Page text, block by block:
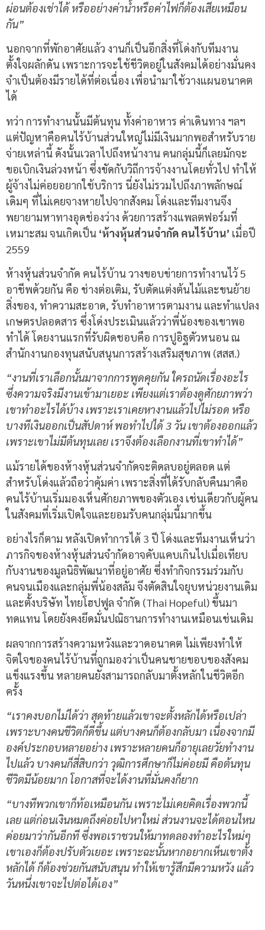
ผ่อนต้องเช่าได้ หรืออย่างค่าน้ำหรือค่าไฟก็ต้องเสียเหมือน
กัน”
นอกจากที่พักอาศัยแล้ว งานก็เป็นอีกสิ่งที่โด่งกับทีมงาน
ตั้งใจผลักดัน เพราะการจะใช้ชีวิตอยู่ในสังคมได้อย่างมั่นคง
จำเป็นต้องมีรายได้ที่ต่อเนื่อง เพื่อนำมาใช้วางแผนอนาคต
ได้
ทว่า การทำงานนั้นมีต้นทุน ทั้งค่าอาหาร ค่าเดินทาง ฯลฯ
แต่ปัญหาคือคนไร้บ้านส่วนใหญ่ไม่มีเงินมากพอสำหรับราย
จ่ายเหล่านี้ ดังนั้นเวลาไปถึงหน้างาน คนกลุ่มนี้ก็เลยมักจะ
ขอเบิกเงินล่วงหน้า ซึ่งขัดกับวิถีการจ้างงานโดยทั่วไป ทำให้
ผู้จ้างไม่ค่อยอยากใช้บริการ นี่ยังไม่รวมไปถึงภาพลักษณ์
เดิมๆ ที่ไม่เคยจางหายไปจากสังคม โด่งและทีมงานจึง
พยายามหาทางอุดช่องว่าง ด้วยการสร้างแพลตฟอร์มที่
เหมาะสม จนเกิดเป็น ‘ห้างหุ้นส่วนจำกัด คนไร้บ้าน’ เมื่อปี
2559
ห้างหุ้นส่วนจำกัด คนไร้บ้าน วางขอบข่ายการทำงานไว้ 5
อาชีพด้วยกัน คือ ช่างต่อเติม, รับตัดแต่งต้นไม้และขนย้าย
สิ่งของ, ทำความสะอาด, รับทำอาหารตามงาน และทำแปลง
เกษตรปลอดสาร ซึ่งโด่งประเมินแล้วว่าพี่น้องของเขาพอ
ทำได้ โดยงานแรกที่รับผิดชอบคือ การปูอิฐตัวหนอน ณ
สำนักงานกองทุนสนับสนุนการสร้างเสริมสุขภาพ (สสส.)
“งานที่เราเลือกนั้นมาจากการพูดคุยกัน ใครถนัดเรื่องอะไร
ซึ่งความจริงมีงานเข้ามาเยอะ เพียงแต่เราต้องดูศักยภาพว่า
เขาทำอะไรได้บ้าง เพราะเราเคยหางานแล้วไปไม่รอด หรือ
บางทีเงินออกเป็นสัปดาห์ พอทำไปได้ 3 วัน เขาต้องออกแล้ว
เพราะเขาไม่มีต้นทุนเลย เราจึงต้องเลือกงานที่เขาทำได้”
แม้รายได้ของห้างหุ้นส่วนจำกัดจะติดลบอยู่ตลอด แต่
สำหรับโด่งแล้วถือว่าคุ้มค่า เพราะสิ่งที่ได้รับกลับคืนมาคือ
คนไร้บ้านเริ่มมองเห็นศักยภาพของตัวเอง เช่นเดียวกับผู้คน
ในสังคมที่เริ่มเปิดใจและยอมรับคนกลุ่มนี้มากขึ้น
อย่างไรก็ตาม หลังเปิดทำการได้ 3 ปี โด่งและทีมงานเห็นว่า
ภารกิจของห้างหุ้นส่วนจำกัดอาจคับแคบเกินไปเมื่อเทียบ
กับงานของมูลนิธิพัฒนาที่อยู่อาศัย ซึ่งทำกิจกรรมร่วมกับ
คนจนเมืองและกลุ่มพี่น้องสลัม จึงตัดสินใจยุบหน่วยงานเดิม
และตั้งบริษัท ไทยโฮปฟูล จำกัด (Thai Hopeful) ขึ้นมา
ทดแทน โดยยังคงยึดมั่นปณิธานการทำงานเหมือนเช่นเดิม
ผลจากการสร้างความหวังและวาดอนาคต ไม่เพียงทำให้
จิตใจของคนไร้บ้านที่ถูกมองว่าเป็นคนชายขอบของสังคม
แข็งแรงขึ้น หลายคนยังสามารถกลับมาตั้งหลักในชีวิตอีก
ครั้ง
“เราคงบอกไม่ได้ว่า สุดท้ายแล้วเขาจะตั้งหลักได้หรือเปล่า
เพราะบางคนชีวิตก็ดีขึ้น แต่บางคนก็ต้องกลับมา เนื่องจากมี
องค์ประกอบหลายอย่าง เพราะหลายคนก็อายุเลยวัยทำงาน
ไปแล้ว บางคนก็สี่สิบกว่า วุฒิการศึกษาก็ไม่ค่อยมี คือต้นทุน
ชีวิตมีน้อยมาก โอกาสที่จะได้งานที่มั่นคงก็ยาก
“บางทีพวกเขาก็ท้อเหมือนกัน เพราะไม่เคยคิดเรื่องพวกนี้
เลย แต่ก่อนเงินหมดถึงค่อยไปหาใหม่ ส่วนงานจะได้ตอนไหน
ค่อยมาว่ากันอีกที ซึ่งพอเราชวนให้มาทดลองทำอะไรใหม่ๆ
เขาเองก็ต้องปรับตัวเยอะ เพราะฉะนั้นหากอยากเห็นเขาตั้ง
หลักได้ ก็ต้องช่วยกันสนับสนุน ทำให้เขารู้สึกมีความหวัง แล้ว
วันหนึ่งเขาจะไปต่อได้เอง”